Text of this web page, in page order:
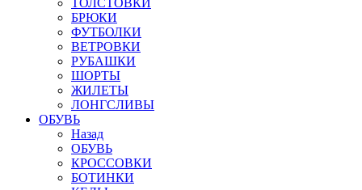
ТОЛСТОВКИ
БРЮКИ
ФУТБОЛКИ
ВЕТРОВКИ
РУБАШКИ
ШОРТЫ
ЖИЛЕТЫ
ЛОНГСЛИВЫ
ОБУВЬ
Назад
ОБУВЬ
КРОССОВКИ
БОТИНКИ